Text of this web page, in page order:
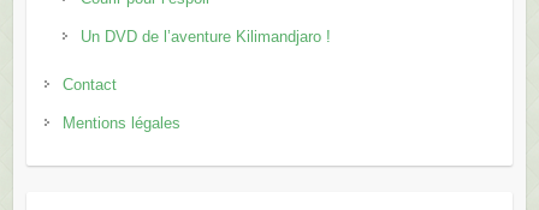
Un DVD de l’aventure Kilimandjaro !
Contact
Mentions légales